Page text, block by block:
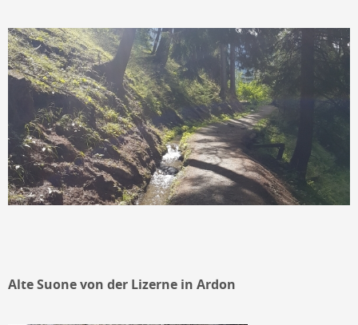
Alte Suone von der Lizerne in Ardon